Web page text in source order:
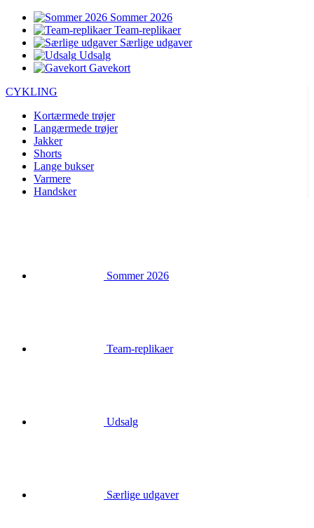
Sommer 2026
Team-replikaer
Særlige udgaver
Udsalg
Gavekort
CYKLING
Kortærmede trøjer
Langærmede trøjer
Jakker
Shorts
Lange bukser
Varmere
Handsker